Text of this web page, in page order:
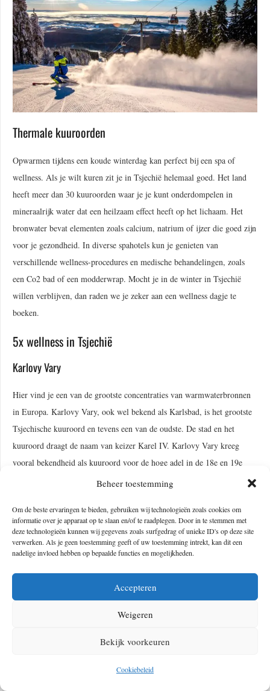
Beheer toestemming
Om de beste ervaringen te bieden, gebruiken wij technologieën zoals cookies om
informatie over je apparaat op te slaan en/of te raadplegen. Door in te stemmen met
deze technologieën kunnen wij gegevens zoals surfgedrag of unieke ID's op deze site
verwerken. Als je geen toestemming geeft of uw toestemming intrekt, kan dit een
nadelige invloed hebben op bepaalde functies en mogelijkheden.
Accepteren
Weigeren
Bekijk voorkeuren
Cookiebeleid
Thermale kuuroorden
Opwarmen tijdens een koude winterdag kan perfect bij een spa of
wellness. Als je wilt kuren zit je in Tsjechië helemaal goed. Het land
heeft meer dan 30 kuuroorden waar je je kunt onderdompelen in
mineraalrijk water dat een heilzaam effect heeft op het lichaam. Het
bronwater bevat elementen zoals calcium, natrium of ijzer die goed zijn
voor je gezondheid. In diverse spahotels kun je genieten van
verschillende wellness-procedures en medische behandelingen, zoals
een Co2 bad of een modderwrap. Mocht je in de winter in Tsjechië
willen verblijven, dan raden we je zeker aan een wellness dagje te
boeken.
5x wellness in Tsjechië
Karlovy Vary
Hier vind je een van de grootste concentraties van warmwaterbronnen
in Europa. Karlovy Vary, ook wel bekend als Karlsbad, is het grootste
Tsjechische kuuroord en tevens een van de oudste. De stad en het
kuuroord draagt de naam van keizer Karel IV. Karlovy Vary kreeg
vooral bekendheid als kuuroord voor de hoge adel in de 18e en 19e
eeuw. Sinds 2021 staat het kuuroord op de UNESCO-
Europa.